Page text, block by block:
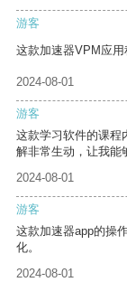
游客
这款加速器VPM应用
2024-08-01
游客
这款学习软件的课程
解非常生动，让我能
2024-08-01
游客
这款加速器app的操
化。
2024-08-01